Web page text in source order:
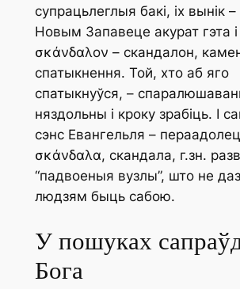
супрацьлеглыя бакі, іх вынік
Новым Запавеце акурат гэта
σκάνδαλον – скандалон,
спатыкнення. Той, хто аб яго
спатыкнуўся, –
няздольны і кроку зрабіць. І
сэнс Евангельля –
σκάνδαλα, скандала, г.зн.
“падвоеныя вузлы”, што не
людзям быць сабою.
У пошуках
Бога